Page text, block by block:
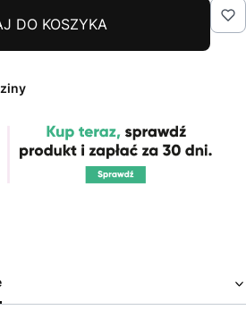
DO KOSZYKA